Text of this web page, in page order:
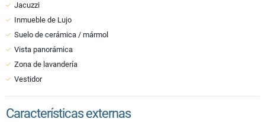
Jacuzzi
Inmueble de Lujo
Suelo de cerámica / mármol
Vista panorámica
Zona de lavandería
Vestidor
Características externas